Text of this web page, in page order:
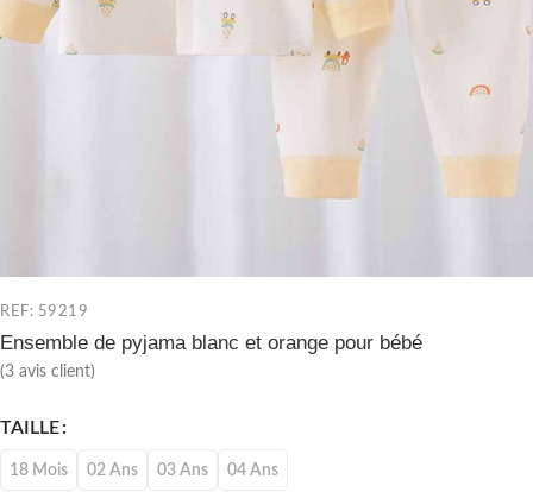
REF: 59219
Ensemble de pyjama blanc et orange pour bébé
(3 avis client)
TAILLE
18 Mois 02 Ans 03 Ans 04 Ans